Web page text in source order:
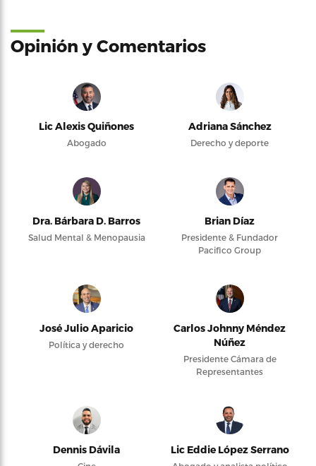
Opinión y Comentarios
Lic Alexis Quiñones
Abogado
Adriana Sánchez
Derecho y deporte
Dra. Bárbara D. Barros
Salud Mental & Menopausia
Brian Díaz
Presidente & Fundador
Pacifico Group
José Julio Aparicio
Política y derecho
Carlos Johnny Méndez
Núñez
Presidente Cámara de
Representantes
Dennis Dávila Lic Eddie López Serrano